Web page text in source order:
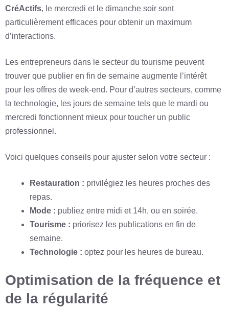
CréActifs, le mercredi et le dimanche soir sont
particulièrement efficaces pour obtenir un maximum
d’interactions.
Les entrepreneurs dans le secteur du tourisme peuvent
trouver que publier en fin de semaine augmente l’intérêt
pour les offres de week-end. Pour d’autres secteurs, comme
la technologie, les jours de semaine tels que le mardi ou
mercredi fonctionnent mieux pour toucher un public
professionnel.
Voici quelques conseils pour ajuster selon votre secteur :
Restauration : privilégiez les heures proches des
repas.
Mode : publiez entre midi et 14h, ou en soirée.
Tourisme : priorisez les publications en fin de
semaine.
Technologie : optez pour les heures de bureau.
Optimisation de la fréquence et
de la régularité